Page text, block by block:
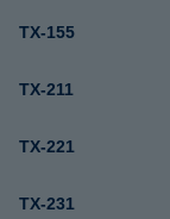
TX-155
TX-211
TX-221
TX-231